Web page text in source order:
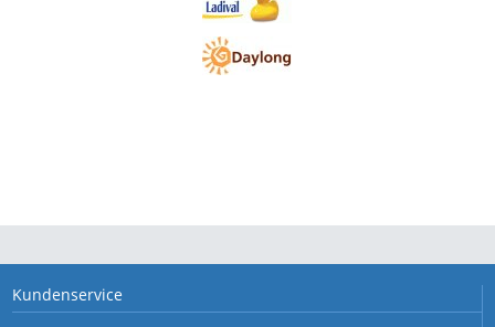
Kundenservice